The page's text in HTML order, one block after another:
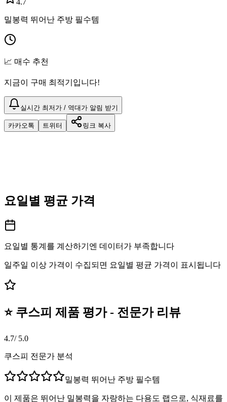
밀봉력 뛰어난 주방 필수템
📈 매수 추천
지금이 구매 최적기입니다!
실시간 최저가 / 역대가 알림 받기
카카오톡 트위터 링크 복사
요일별 평균 가격
요일별 통계를 계산하기엔 데이터가 부족합니다
일주일 이상 가격이 수집되면 요일별 평균 가격이 표시됩니다
⭐ 쿠스피 제품 평가 - 전문가 리뷰
4.7/ 5.0
쿠스피 전문가 분석
밀봉력 뛰어난 주방 필수템
이 제품은 뛰어난 밀봉력을 자랑하는 다용도 랩으로, 식재료를